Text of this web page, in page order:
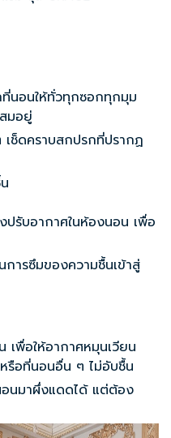
นอนให้ทั่วทุกซอกทุกมุม
มอยู่
เช็ดคราบสกปรกที่ปรากฏ
ปรับอากาศในห้องนอน เพื่อ
ารซึมของความชื้นเข้าสู่
เพื่อให้อากาศหมุนเวียน
หรือที่นอนอื่น ๆ ไม่อับชื้น
นมาผึ่งแดดได้ แต่ต้อง